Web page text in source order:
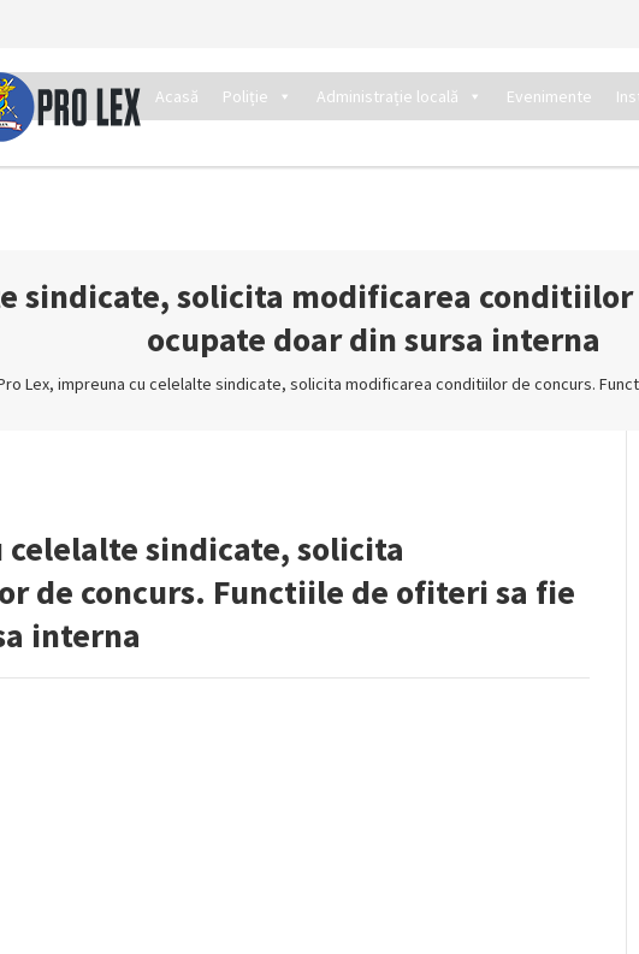
Acasă Poliție Administrație locală Evenimente
sindicate, solicita modificarea
ocupate doar din sursa interna
Lex, impreuna cu celelalte sindicate, solicita modificarea conditiilor de concurs.
celelalte sindicate, solicita
de concurs. Functiile de ofiteri sa fie
interna